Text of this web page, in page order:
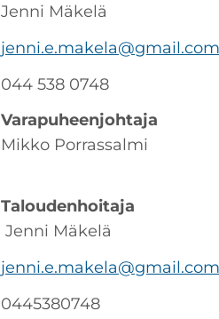
Jenni Mäkelä
jenni.e.makela@gmail.com
044 538 0748
Varapuheenjohtaja
Mikko Porrassalmi
Taloudenhoitaja
Jenni Mäkelä
jenni.e.makela@gmail.com
0445380748